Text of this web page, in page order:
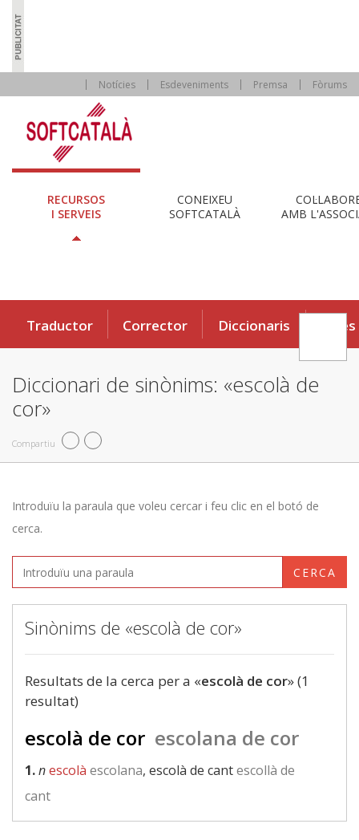
Notícies Esdeveniments Premsa Fòrums
RECURSOS
I SERVEIS
CONEIXEU
SOFTCATALÀ
AMB
Traductor Corrector Diccionaris Eines
Diccionari de sinònims: «escolà de
cor»
Compartiu
Introduïu la paraula que voleu cercar i feu clic en el botó de
cerca.
CERCA
Sinònims de «escolà de cor»
Resultats de la cerca per a «escolà de cor» (1
resultat)
escolà de cor escolana de cor
1.nescolà escolana, escolà de cantescollà de
cant